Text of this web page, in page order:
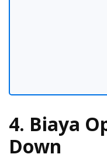
4. Biaya
Down